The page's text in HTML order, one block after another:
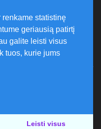
statistinę
geriausią patirtį
galite leisti visus
tuos, kurie jums
Leisti visus